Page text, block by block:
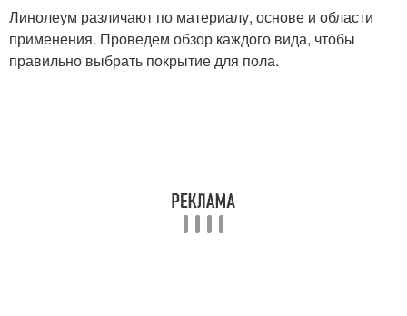
Линолеум различают по материалу, основе и области
применения. Проведем обзор каждого вида, чтобы
правильно выбрать покрытие для пола.